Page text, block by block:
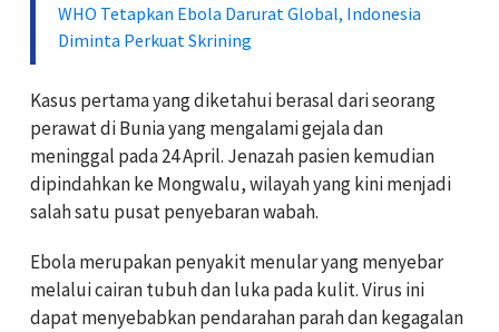
WHO Tetapkan Ebola Darurat Global, Indonesia
Diminta Perkuat Skrining
Kasus pertama yang diketahui berasal dari seorang
perawat di Bunia yang mengalami gejala dan
meninggal pada 24 April. Jenazah pasien kemudian
dipindahkan ke Mongwalu, wilayah yang kini menjadi
salah satu pusat penyebaran wabah.
Ebola merupakan penyakit menular yang menyebar
melalui cairan tubuh dan luka pada kulit. Virus ini
dapat menyebabkan pendarahan parah dan kegagalan